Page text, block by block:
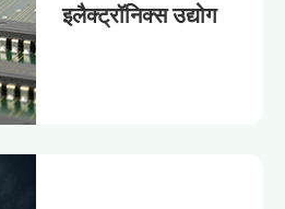
इलैक्ट्रॉनिक्स उद्योग